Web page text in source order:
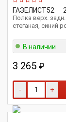
ГАЗЕЛИСТ52
Полка верх.
стеганая, синий
В наличии
3 265 ₽
- +